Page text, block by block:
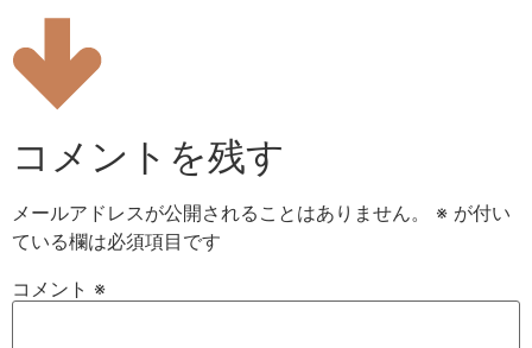
コメントを残す
メールアドレスが公開されることはありません。 ※ が付い
ている欄は必須項目です
コメント ※